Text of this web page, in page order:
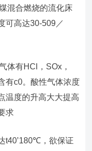
混合燃烧的流化床
可高达30-509／
体有HCl，SOx，
有c0。酸性气体浓度
温度的升高大大提高
求
t40’180℃，欲保证